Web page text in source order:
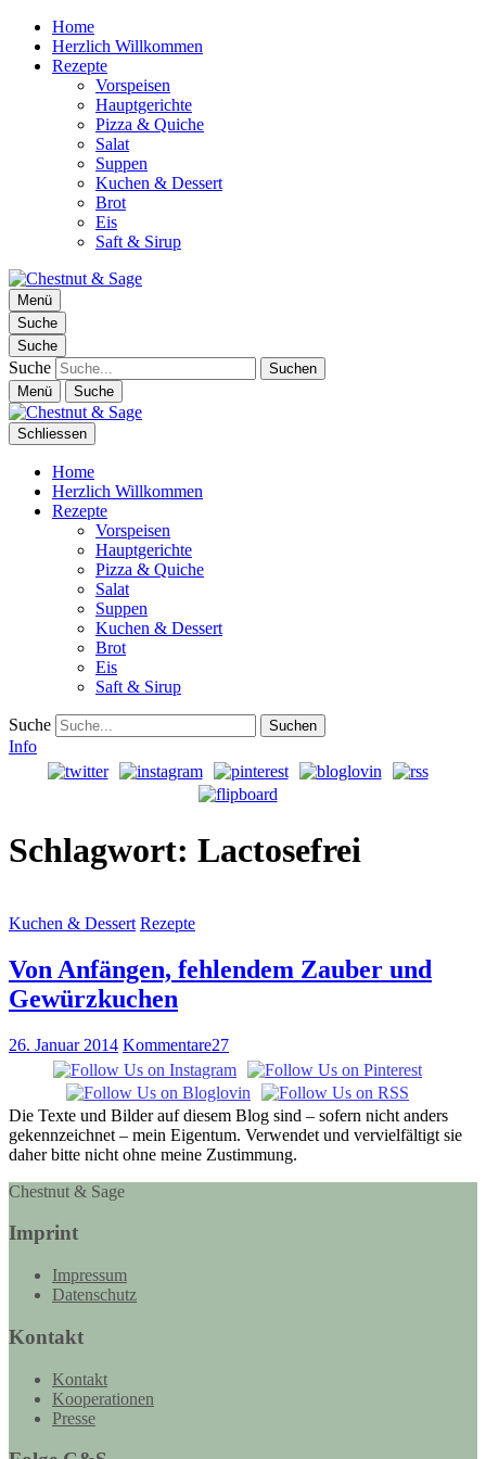
Home
Herzlich Willkommen
Rezepte
Vorspeisen
Hauptgerichte
Pizza & Quiche
Salat
Suppen
Kuchen & Dessert
Brot
Eis
Saft & Sirup
Chestnut & Sage
Foodblog | essen. trinken. genießen.
Menü
Suche
Suche
Suche
Menü Suche
Schliessen
Home
Herzlich Willkommen
Rezepte
Vorspeisen
Hauptgerichte
Pizza & Quiche
Salat
Suppen
Kuchen & Dessert
Brot
Eis
Saft & Sirup
Suche
Info
Schlagwort: Lactosefrei
Kuchen & Dessert Rezepte
Von Anfängen, fehlendem Zauber und
Gewürzkuchen
26. Januar 2014 Kommentare27
Die Texte und Bilder auf diesem Blog sind – sofern nicht anders
gekennzeichnet – mein Eigentum. Verwendet und vervielfältigt sie
daher bitte nicht ohne meine Zustimmung.
Chestnut & Sage
Imprint
Impressum
Datenschutz
Kontakt
Kontakt
Kooperationen
Presse